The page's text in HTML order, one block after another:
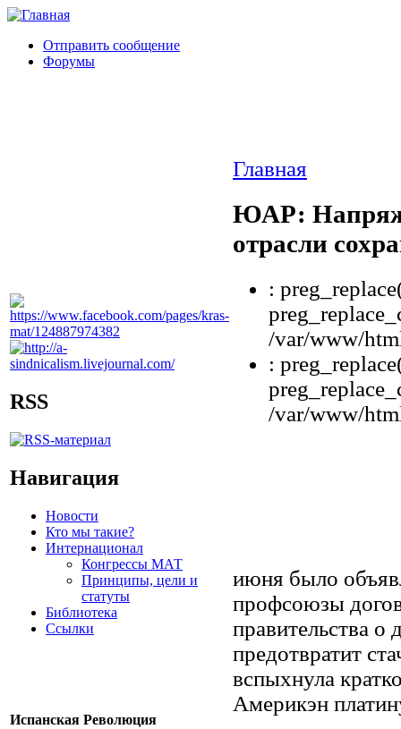
Отправить сообщение
Форумы
RSS
Навигация
Новости
Кто мы такие?
Интернационал
Конгрессы МАТ
Принципы, цели и
статуты
Библиотека
Ссылки
Испанская Революция
Главная
ЮАР:
отрасли
:
/var/www/
:
/var/www/
июня было
профсоюзы
правительства о
предотвратит
вспыхнула
Америкэн